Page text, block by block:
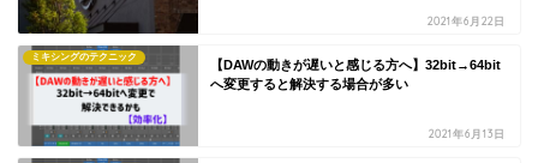
2021年6月22日
ミキシングのテクニック
【DAWの動きが遅いと感じる方へ】32bit→64bit
へ変更すると解決する場合が多い
2021年6月13日